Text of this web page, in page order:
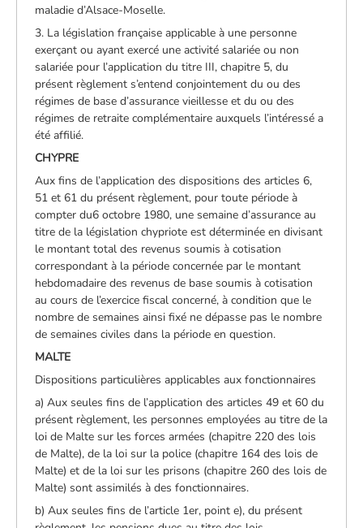
maladie d’Alsace-Moselle.
3. La législation française applicable à une personne
exerçant ou ayant exercé une activité salariée ou non
salariée pour l’application du titre III, chapitre 5, du
présent règlement s’entend conjointement du ou des
régimes de base d’assurance vieillesse et du ou des
régimes de retraite complémentaire auxquels l’intéressé a
été affilié.
CHYPRE
Aux fins de l’application des dispositions des articles 6,
51 et 61 du présent règlement, pour toute période à
compter du6 octobre 1980, une semaine d’assurance au
titre de la législation chypriote est déterminée en divisant
le montant total des revenus soumis à cotisation
correspondant à la période concernée par le montant
hebdomadaire des revenus de base soumis à cotisation
au cours de l’exercice fiscal concerné, à condition que le
nombre de semaines ainsi fixé ne dépasse pas le nombre
de semaines civiles dans la période en question.
MALTE
Dispositions particulières applicables aux fonctionnaires
a) Aux seules fins de l’application des articles 49 et 60 du
présent règlement, les personnes employées au titre de la
loi de Malte sur les forces armées (chapitre 220 des lois
de Malte), de la loi sur la police (chapitre 164 des lois de
Malte) et de la loi sur les prisons (chapitre 260 des lois de
Malte) sont assimilés à des fonctionnaires.
b) Aux seules fins de l’article 1er, point e), du présent